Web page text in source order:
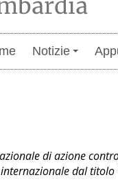
Notizie
di azione
dal titolo